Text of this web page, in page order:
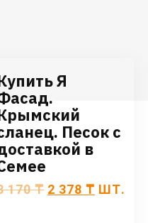
Я
Песок с
в
170₸ 2 378 ₸ ШТ.